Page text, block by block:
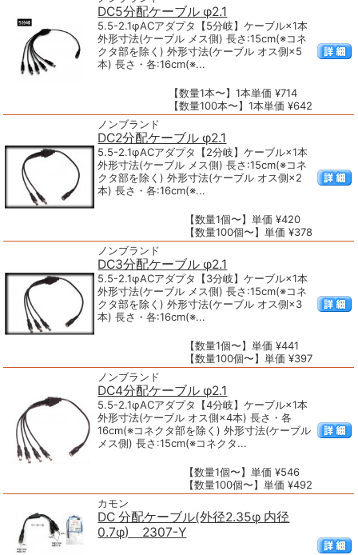
DC5分配ケーブル φ2.1
5.5-2.1φACアダプタ【5分岐】ケーブル×1本
外形寸法(ケーブル メス側) 長さ:15cm(※コネ
クタ部を除く) 外形寸法(ケーブル オス側×5
本) 長さ・各:16cm(※...
【数量1本〜】1本単価 ¥714
【数量100本〜】1本単価 ¥642
ノンブランド
DC2分配ケーブル φ2.1
5.5-2.1φACアダプタ【2分岐】ケーブル×1本
外形寸法(ケーブル メス側) 長さ:15cm(※コネ
クタ部を除く) 外形寸法(ケーブル オス側×2
本) 長さ・各:16cm(※...
【数量1個〜】単価 ¥420
【数量100個〜】単価 ¥378
ノンブランド
DC3分配ケーブル φ2.1
5.5-2.1φACアダプタ【3分岐】ケーブル×1本
外形寸法(ケーブル メス側) 長さ:15cm(※コネ
クタ部を除く) 外形寸法(ケーブル オス側×3
本) 長さ・各:16cm(※...
【数量1個〜】単価 ¥441
【数量100個〜】単価 ¥397
ノンブランド
DC4分配ケーブル φ2.1
5.5-2.1φACアダプタ【4分岐】ケーブル×1本
外形寸法(ケーブル オス側×4本) 長さ・各
16cm(※コネクタ部を除く) 外形寸法(ケーブル
メス側) 長さ:15cm(※コネクタ...
【数量1個〜】単価 ¥546
【数量100個〜】単価 ¥492
カモン
DC 分配ケーブル(外径2.35φ 内径
0.7φ) 2307-Y